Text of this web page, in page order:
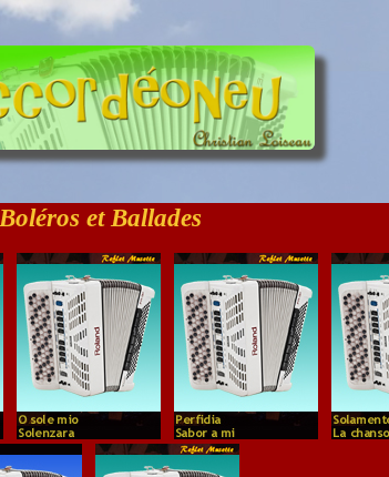
Boléros et Ballades